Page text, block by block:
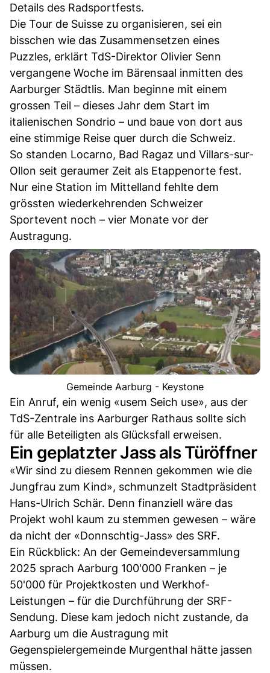
Details des Radsportfests.
Die Tour de Suisse zu organisieren, sei ein
bisschen wie das Zusammensetzen eines
Puzzles, erklärt TdS-Direktor Olivier Senn
vergangene Woche im Bärensaal inmitten des
Aarburger Städtlis. Man beginne mit einem
grossen Teil – dieses Jahr dem Start im
italienischen Sondrio – und baue von dort aus
eine stimmige Reise quer durch die Schweiz.
So standen Locarno, Bad Ragaz und Villars-sur-
Ollon seit geraumer Zeit als Etappenorte fest.
Nur eine Station im Mittelland fehlte dem
grössten wiederkehrenden Schweizer
Sportevent noch – vier Monate vor der
Austragung.
Gemeinde Aarburg - Keystone
Ein Anruf, ein wenig «usem Seich use», aus der
TdS-Zentrale ins Aarburger Rathaus sollte sich
für alle Beteiligten als Glücksfall erweisen.
Ein geplatzter Jass als Türöffner
«Wir sind zu diesem Rennen gekommen wie die
Jungfrau zum Kind», schmunzelt Stadtpräsident
Hans-Ulrich Schär. Denn finanziell wäre das
Projekt wohl kaum zu stemmen gewesen – wäre
da nicht der «Donnschtig-Jass» des SRF.
Ein Rückblick: An der Gemeindeversammlung
2025 sprach Aarburg 100'000 Franken – je
50'000 für Projektkosten und Werkhof-
Leistungen – für die Durchführung der SRF-
Sendung. Diese kam jedoch nicht zustande, da
Aarburg um die Austragung mit
Gegenspielergemeinde Murgenthal hätte jassen
müssen.